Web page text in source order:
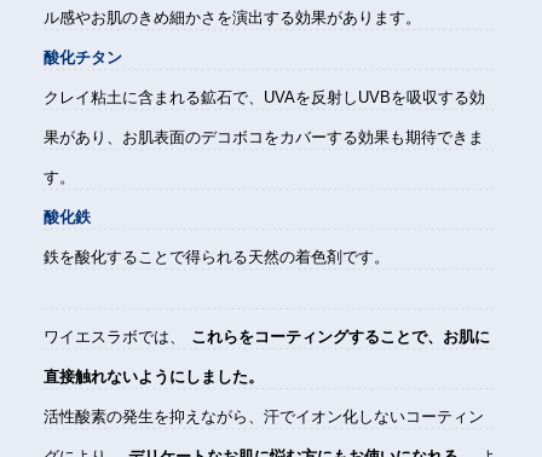
ル感やお肌のきめ細かさを演出する効果があります。
酸化チタン
クレイ粘土に含まれる鉱石で、UVAを反射しUVBを吸収する効
果があり、お肌表面のデコボコをカバーする効果も期待できま
す。
酸化鉄
鉄を酸化することで得られる天然の着色剤です。
ワイエスラボでは、 これらをコーティングすることで、お肌に
直接触れないようにしました。
活性酸素の発生を抑えながら、汗でイオン化しないコーティン